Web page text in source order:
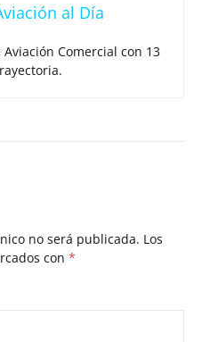
al Día
Comercial con 13
no será publicada. Los
con *